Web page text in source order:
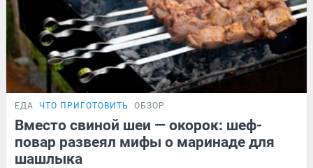
ЕДА ЧТО ПРИГОТОВИТЬ ОБЗОР
Вместо свиной шеи — окорок: шеф-
повар развеял мифы о маринаде для
шашлыка